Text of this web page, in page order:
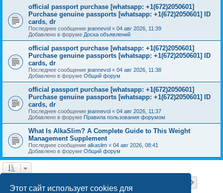
Этот сайт использует cookies для
official passport purchase [whatsapp: +1(672)2050601]
Purchase genuine passports [whatsapp: +1(672)2050601] ID
cards, dr
Последнее сообщение jeannevol « 04 авг 2026, 11:39
Добавлено в форуме Доска объявлений
official passport purchase [whatsapp: +1(672)2050601]
Purchase genuine passports [whatsapp: +1(672)2050601] ID
cards, dr
Последнее сообщение jeannevol « 04 авг 2026, 11:38
Добавлено в форуме Общий форум
official passport purchase [whatsapp: +1(672)2050601]
Purchase genuine passports [whatsapp: +1(672)2050601] ID
cards, dr
Последнее сообщение jeannevol « 04 авг 2026, 11:37
Добавлено в форуме Правила пользования форумом
What Is AlkaSlim? A Complete Guide to This Weight
Management Supplement
Последнее сообщение alkaslim « 04 авг 2026, 08:41
Добавлено в форуме Общий форум